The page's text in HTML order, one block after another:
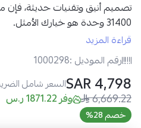
تصميم أنيق وتقنيات حديثة،
31400 وحدة
هو خيارك الأمثل.
يتميز مكيف ميديا اوليمبوس الكبير
تدفق هواء ثلاثي الأبعاد، إلى
أداء ثابت وموثوق في أصعب الظروف.
اطلبه عبر نجم الأجهزة، وتمتع
جداري يجمع بين القوة، الكفاءة،
مواصفات مكيف سبليت ميديا أوليمبوس 31400
قراءة المزيد
رقم الموديل :1000298
4,798 SAR السعر شامل
6,669.22 وفر 1871.22 ر.س
خصم 28%